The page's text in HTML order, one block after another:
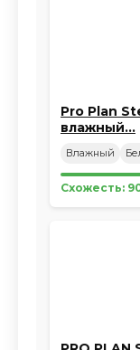
Pro Plan
влажный…
Влажный
Схожесть: